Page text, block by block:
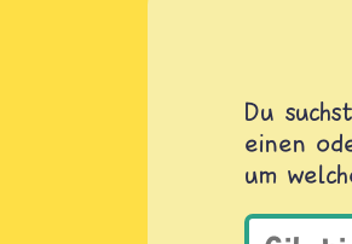
Du
einen
um